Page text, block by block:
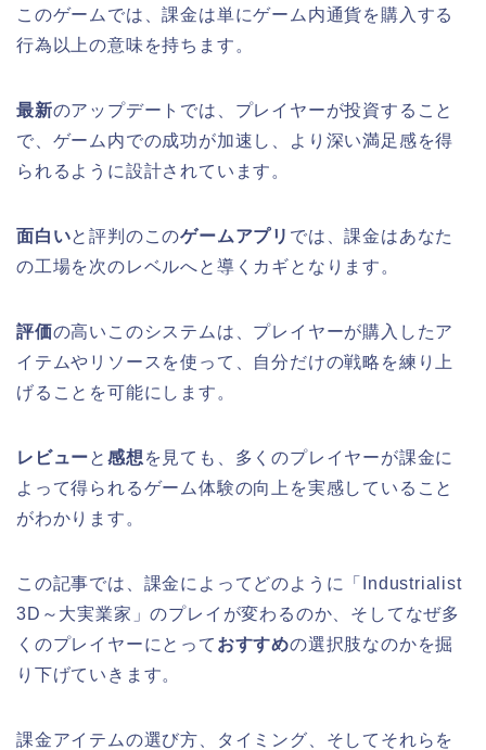
このゲームでは、課金は単にゲーム内通貨を購入する
行為以上の意味を持ちます。
最新のアップデートでは、プレイヤーが投資すること
で、ゲーム内での成功が加速し、より深い満足感を得
られるように設計されています。
面白いと評判のこのゲームアプリ では、課金はあなた
の工場を次のレベルへと導くカギとなります。
評価の高いこのシステムは、プレイヤーが購入したア
イテムやリソースを使って、自分だけの戦略を練り上
げることを可能にします。
レビューと感想 を見ても、多くのプレイヤーが課金に
よって得られるゲーム体験の向上を実感していること
がわかります。
この記事では、課金によってどのように「Industrialist
3D～大実業家」のプレイが変わるのか、そしてなぜ多
くのプレイヤーにとって おすすめの選択肢なのかを掘
り下げていきます。
課金アイテムの選び方、タイミング、そしてそれらを